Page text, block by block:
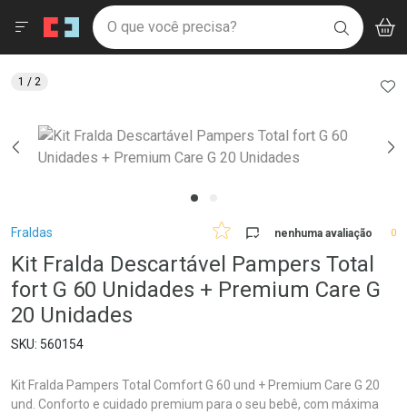
Drogaria São Paulo
Ir direto para a home
pela página
Ir direto para o conteúdo
Ir direto para a busca
Ir direto para a conta
Ir direto para a notificações
Ir direto para o carrinho
Ir direto para o menu
Faça a sua busca
O que você precisa? BUSCAR
Menu
Breadcrumb
Fraldas nenhuma avaliação 0
Kit Fralda Descartável Pampers Total
fort G 60 Unidades + Premium Care G
20 Unidades
560154
Kit Fralda Pampers Total Comfort G 60 und + Premium Care G 20
und. Conforto e cuidado premium para o seu bebê, com máxima
1 / 2